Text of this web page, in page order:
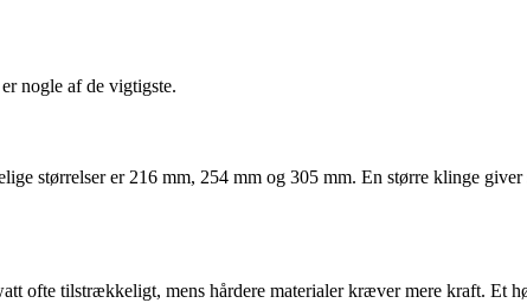
nogle af de vigtigste.
størrelser er 216 mm, 254 mm og 305 mm. En større klinge
ofte tilstrækkeligt, mens hårdere materialer kræver mere kraft. Et